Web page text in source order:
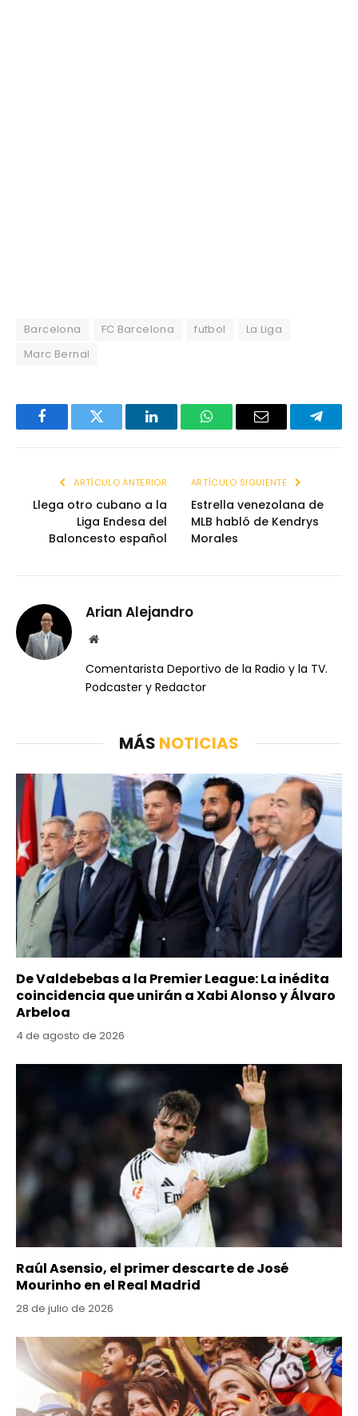
Barcelona FC Barcelona futbol
La Liga
Marc Bernal
FacebookTwitter LinkedInWhatsAppEmail
ARTÍCULO ANTERIOR
Llega otro cubano a la
Liga Endesa del
Baloncesto español
ARTÍCULO SIGUIENTE
Estrella venezolana de
MLB habló de Kendrys
Morales
Arian Alejandro
Website
Comentarista Deportivo de la Radio y la TV.
Podcaster y Redactor
MÁS NOTICIAS
De Valdebebas a la Premier League: La inédita
coincidencia que unirán a Xabi Alonso y Álvaro
Arbeloa
4 de agosto de 2026
Raúl Asensio, el primer descarte de José
Mourinho en el Real Madrid
28 de julio de 2026